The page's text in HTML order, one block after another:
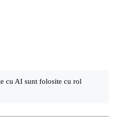
cu AI sunt folosite cu rol